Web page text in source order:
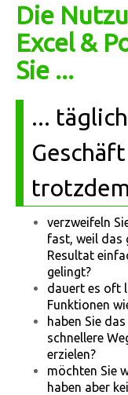
Die
Excel &
Sie ...
...
verzweifeln
fast, weil das
Resultat
gelingt?
dauert es oft
Funktionen
haben Sie
schnellere
erzielen?
möchten Sie
haben aber